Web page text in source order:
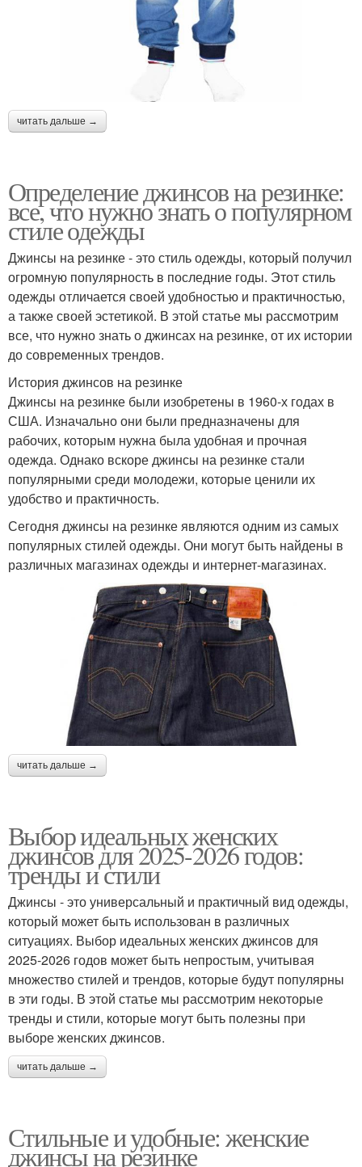
читать дальше →
Определение джинсов на резинке:
все, что нужно знать о популярном
стиле одежды
Джинсы на резинке - это стиль одежды, который получил
огромную популярность в последние годы. Этот стиль
одежды отличается своей удобностью и практичностью,
а также своей эстетикой. В этой статье мы рассмотрим
все, что нужно знать о джинсах на резинке, от их истории
до современных трендов.
История джинсов на резинке
Джинсы на резинке были изобретены в 1960-х годах в
США. Изначально они были предназначены для
рабочих, которым нужна была удобная и прочная
одежда. Однако вскоре джинсы на резинке стали
популярными среди молодежи, которые ценили их
удобство и практичность.
Сегодня джинсы на резинке являются одним из самых
популярных стилей одежды. Они могут быть найдены в
различных магазинах одежды и интернет-магазинах.
читать дальше →
Выбор идеальных женских
джинсов для 2025-2026 годов:
тренды и стили
Джинсы - это универсальный и практичный вид одежды,
который может быть использован в различных
ситуациях. Выбор идеальных женских джинсов для
2025-2026 годов может быть непростым, учитывая
множество стилей и трендов, которые будут популярны
в эти годы. В этой статье мы рассмотрим некоторые
тренды и стили, которые могут быть полезны при
выборе женских джинсов.
читать дальше →
Стильные и удобные: женские
джинсы на резинке